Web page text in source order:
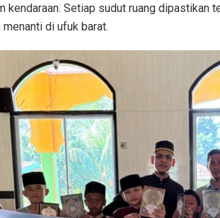
kendaraan. Setiap sudut ruang dipastikan
di ufuk barat.